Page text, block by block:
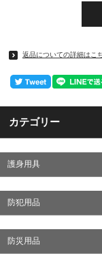
返品についての詳細はこ
カテゴリー
護身用具
防犯用品
防災用品